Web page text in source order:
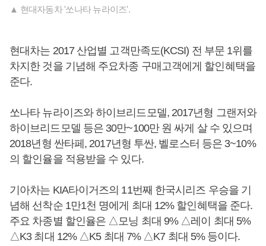
▲ 현대자동차 '쏘나타 뉴라이즈'.
현대차는 2017 산업별 고객만족도(KCSI) 전 부문 1위를
차지한 것을 기념해 주요차종 구매고객에게 할인혜택을
준다.
쏘나타 뉴라이즈와 하이브리드모델, 2017년형 그랜저와
하이브리드모델 등은 30만~100만 원 싸게 살 수 있으며
2018년형 싼타페, 2017년형 투싼, 벨로스터 등은 3~10%
의 할인율을 적용받을 수 있다.
기아차는 KIA타이거즈의 11번째 한국시리즈 우승을 기
념해 선착순 1만1천 명에게 최대 12% 할인혜택을 준다.
주요 차종별 할인율은 △모닝 최대 9% △레이 최대 5%
△K3 최대 12% △K5 최대 7% △K7 최대 5% 등이다.